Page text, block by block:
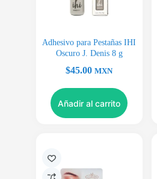
Adhesivo para Pestañas IHI
Oscuro J. Denis 8 g
$45.00 MXN
Añadir al carrito